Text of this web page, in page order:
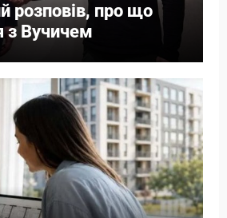
розповів, про що
з Вучичем